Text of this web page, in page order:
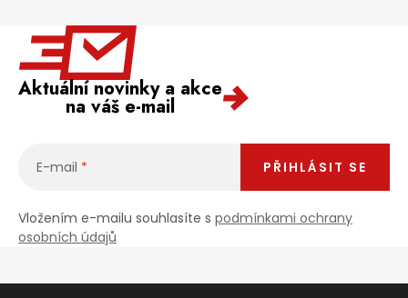
Aktuální novinky a akce
na váš e-mail
E-mail
Vložením e-mailu souhlasíte s podmínkami ochrany
osobních údajů
PŘIHLÁSIT SE